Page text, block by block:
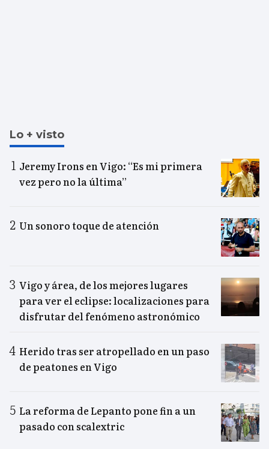
Lo + visto
Jeremy Irons en Vigo: “Es mi primera
vez pero no la última”
Un sonoro toque de atención
Vigo y área, de los mejores lugares
para ver el eclipse: localizaciones para
disfrutar del fenómeno astronómico
Herido tras ser atropellado en un paso
de peatones en Vigo
La reforma de Lepanto pone fin a un
pasado con scalextric